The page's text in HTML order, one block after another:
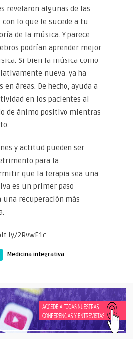
revelaron algunas de las
con lo que le sucede a tu
de la música. Y parece
podrían aprender mejor
Si bien la música como
nueva, ya ha
en áreas. De hecho, ayuda a
en los pacientes al
de ánimo positivo mientras
y actitud pueden ser
para la
que la terapia sea una
es un primer paso
recuperación más
2RvwF1c
Medicina integrativa